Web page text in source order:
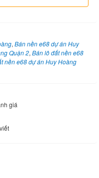
, Bán nền e68 dự án Huy
Quận 2, Bán lô đất nền e68
nền e68 dự án Huy Hoàng
giá